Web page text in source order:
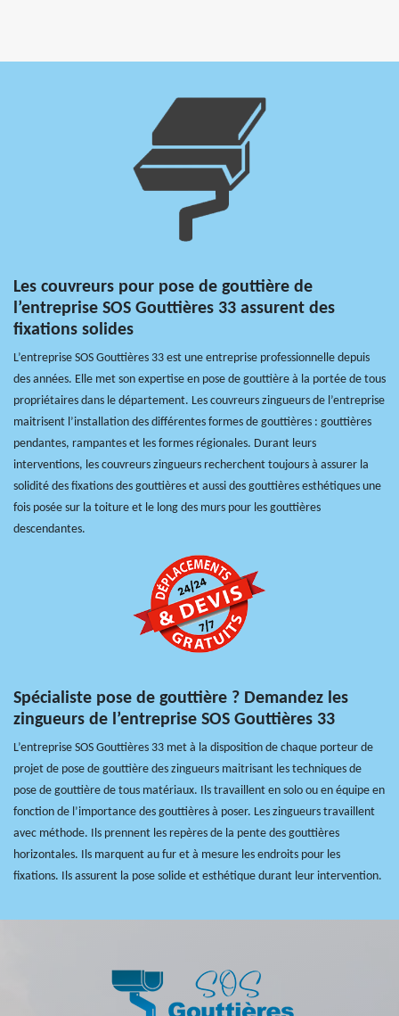
Les couvreurs pour pose de gouttière de
l’entreprise SOS Gouttières 33 assurent des
fixations solides
L’entreprise SOS Gouttières 33 est une entreprise professionnelle depuis
des années. Elle met son expertise en pose de gouttière à la portée de tous
propriétaires dans le département. Les couvreurs zingueurs de l’entreprise
maitrisent l’installation des différentes formes de gouttières : gouttières
pendantes, rampantes et les formes régionales. Durant leurs
interventions, les couvreurs zingueurs recherchent toujours à assurer la
solidité des fixations des gouttières et aussi des gouttières esthétiques une
fois posée sur la toiture et le long des murs pour les gouttières
descendantes.
Spécialiste pose de gouttière ? Demandez les
zingueurs de l’entreprise SOS Gouttières 33
L’entreprise SOS Gouttières 33 met à la disposition de chaque porteur de
projet de pose de gouttière des zingueurs maitrisant les techniques de
pose de gouttière de tous matériaux. Ils travaillent en solo ou en équipe en
fonction de l’importance des gouttières à poser. Les zingueurs travaillent
avec méthode. Ils prennent les repères de la pente des gouttières
horizontales. Ils marquent au fur et à mesure les endroits pour les
fixations. Ils assurent la pose solide et esthétique durant leur intervention.